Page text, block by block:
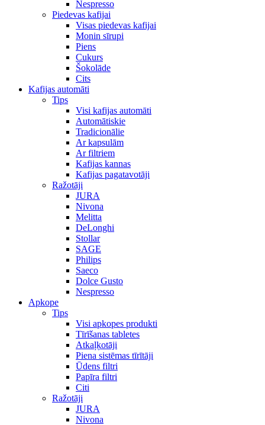
Nespresso
Piedevas kafijai
Visas piedevas kafijai
Monin sīrupi
Piens
Cukurs
Šokolāde
Cits
Kafijas automāti
Tips
Visi kafijas automāti
Automātiskie
Tradicionālie
Ar kapsulām
Ar filtriem
Kafijas kannas
Kafijas pagatavotāji
Ražotāji
JURA
Nivona
Melitta
DeLonghi
Stollar
SAGE
Philips
Saeco
Dolce Gusto
Nespresso
Apkope
Tips
Visi apkopes produkti
Tīrīšanas tabletes
Atkaļķotāji
Piena sistēmas tīrītāji
Ūdens filtri
Papīra filtri
Citi
Ražotāji
JURA
Nivona